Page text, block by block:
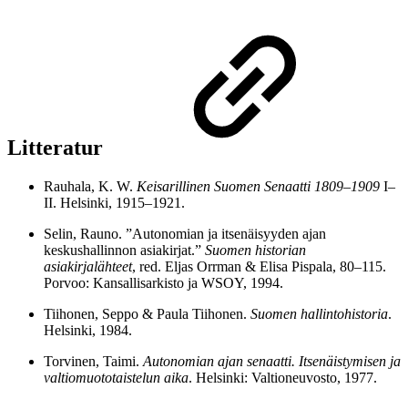
Litteratur
Rauhala, K. W. Keisarillinen Suomen Senaatti 1809–1909 I–
II. Helsinki, 1915–1921.
Selin, Rauno. ”Autonomian ja itsenäisyyden ajan
keskushallinnon asiakirjat.” Suomen historian
asiakirjalähteet, red. Eljas Orrman & Elisa Pispala, 80–115.
Porvoo: Kansallisarkisto ja WSOY, 1994.
Tiihonen, Seppo & Paula Tiihonen. Suomen hallintohistoria.
Helsinki, 1984.
Torvinen, Taimi. Autonomian ajan senaatti. Itsenäistymisen ja
valtiomuototaistelun aika. Helsinki: Valtioneuvosto, 1977.